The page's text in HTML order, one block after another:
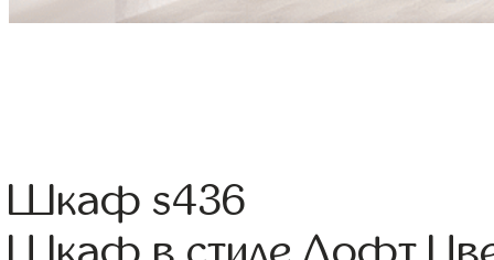
Шкаф s436